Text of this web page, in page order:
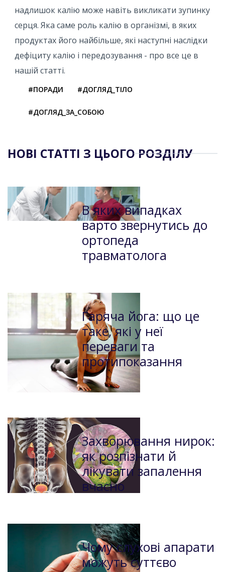
надлишок калію може навіть викликати зупинку
серця. Яка саме роль калію в організмі, в яких
продуктах його найбільше, які наступні наслідки
дефіциту калію і передозування - про все це в
нашій статті.
#ПОРАДИ #ДОГЛЯД_ТІЛО
#ДОГЛЯД_ЗА_СОБОЮ
НОВІ СТАТТІ З ЦЬОГО РОЗДІЛУ
В яких випадках
варто звернутись до
ортопеда
травматолога
Гаряча йога: що це
таке, які у неї
переваги та
протипоказання
Захворювання нирок:
як розпізнати й
лікувати запалення
вчасно
Чому слухові апарати
можуть суттєво